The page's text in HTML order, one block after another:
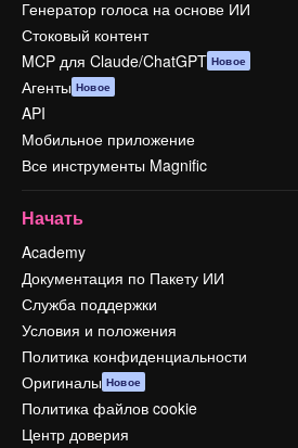
Генератор голоса на основе ИИ
Стоковый контент
MCP для Claude/ChatGPT Новое
Агенты Новое
API
Мобильное приложение
Все инструменты Magnific
Начать
Academy
Документация по Пакету ИИ
Служба поддержки
Условия и положения
Политика конфиденциальности
Оригиналы Новое
Политика файлов cookie
Центр доверия